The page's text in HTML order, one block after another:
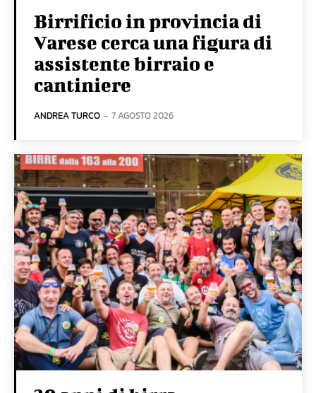
Birrificio in provincia di
Varese cerca una figura di
assistente birraio e
cantiniere
ANDREA TURCO - 7 AGOSTO 2026